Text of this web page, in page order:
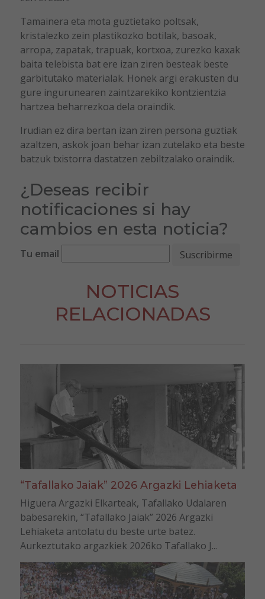
Tamainera eta mota guztietako poltsak,
kristalezko zein plastikozko botilak, basoak,
arropa, zapatak, trapuak, kortxoa, zurezko kaxak
baita telebista bat ere izan ziren besteak beste
garbitutako materialak. Honek argi erakusten du
gure ingurunearen zaintzarekiko kontzientzia
hartzea beharrezkoa dela oraindik.
Irudian ez dira bertan izan ziren persona guztiak
azaltzen, askok joan behar izan zutelako eta beste
batzuk txistorra dastatzen zebiltzalako oraindik.
¿Deseas recibir
notificaciones si hay
cambios en esta noticia?
Tu email
NOTICIAS
RELACIONADAS
“Tafallako Jaiak” 2026 Argazki Lehiaketa
Higuera Argazki Elkarteak, Tafallako Udalaren
babesarekin, “Tafallako Jaiak” 2026 Argazki
Lehiaketa antolatu du beste urte batez.
Aurkeztutako argazkiek 2026ko Tafallako J...